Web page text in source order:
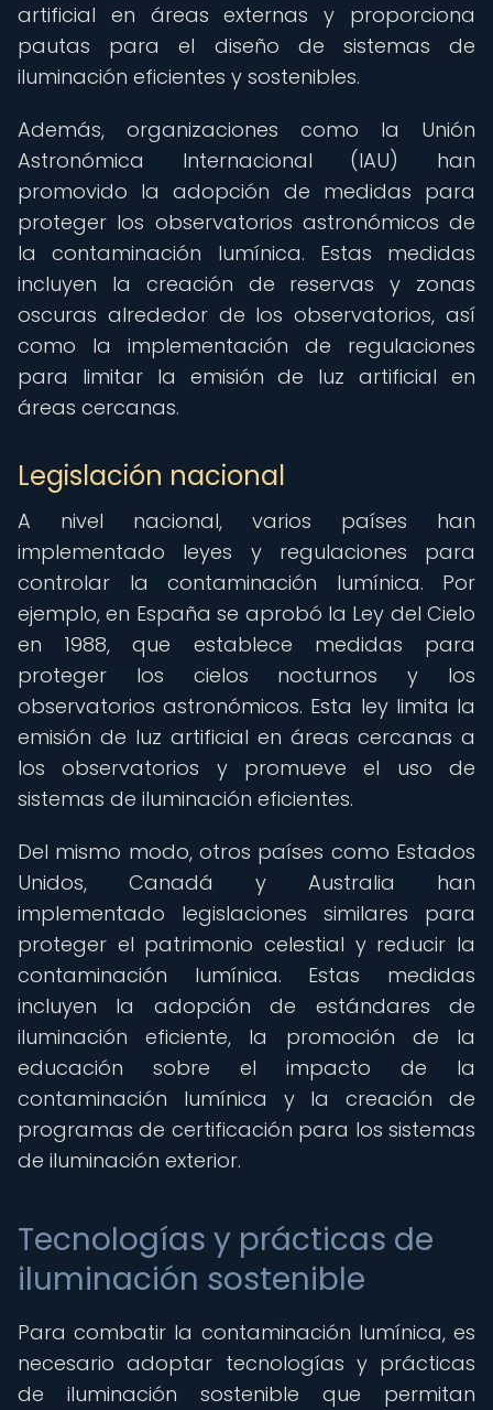
artificial en áreas externas y proporciona
pautas para el diseño de sistemas de
iluminación eficientes y sostenibles.
Además, organizaciones como la Unión
Astronómica Internacional (IAU) han
promovido la adopción de medidas para
proteger los observatorios astronómicos de
la contaminación lumínica. Estas medidas
incluyen la creación de reservas y zonas
oscuras alrededor de los observatorios, así
como la implementación de regulaciones
para limitar la emisión de luz artificial en
áreas cercanas.
Legislación nacional
A nivel nacional, varios países han
implementado leyes y regulaciones para
controlar la contaminación lumínica. Por
ejemplo, en España se aprobó la Ley del Cielo
en 1988, que establece medidas para
proteger los cielos nocturnos y los
observatorios astronómicos. Esta ley limita la
emisión de luz artificial en áreas cercanas a
los observatorios y promueve el uso de
sistemas de iluminación eficientes.
Del mismo modo, otros países como Estados
Unidos, Canadá y Australia han
implementado legislaciones similares para
proteger el patrimonio celestial y reducir la
contaminación lumínica. Estas medidas
incluyen la adopción de estándares de
iluminación eficiente, la promoción de la
educación sobre el impacto de la
contaminación lumínica y la creación de
programas de certificación para los sistemas
de iluminación exterior.
Tecnologías y prácticas de
iluminación sostenible
Para combatir la contaminación lumínica, es
necesario adoptar tecnologías y prácticas
de iluminación sostenible que permitan